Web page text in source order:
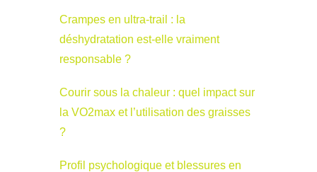
Crampes en ultra-trail : la
déshydratation est-elle vraiment
responsable ?
Courir sous la chaleur : quel impact sur
la VO2max et l’utilisation des graisses
?
Profil psychologique et blessures en